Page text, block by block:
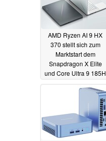
AMD Ryzen AI 9 HX
370 stellt sich zum
Marktstart dem
Snapdragon X Elite
und Core Ultra 9 185H